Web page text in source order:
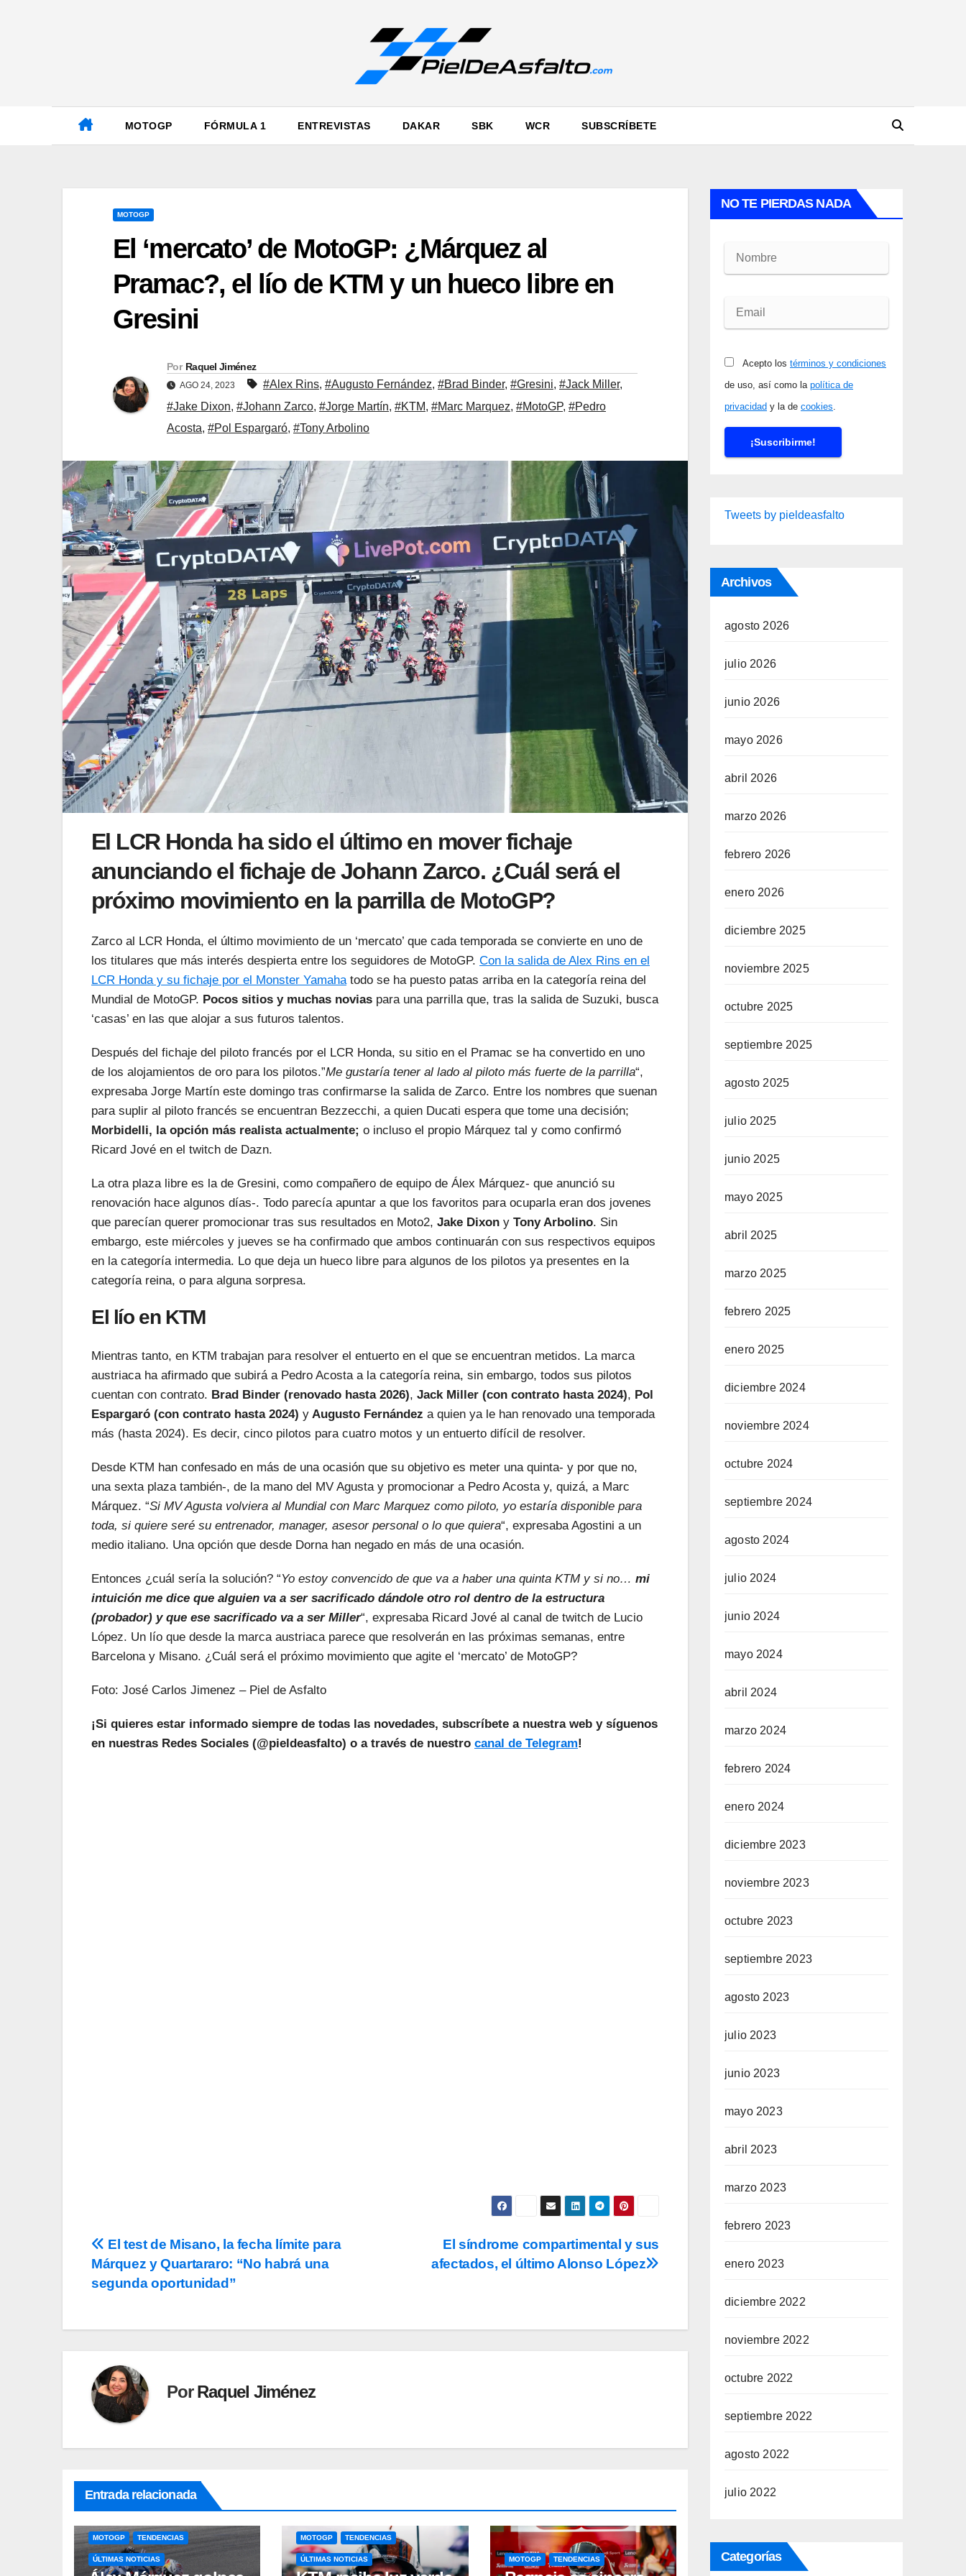
MOTOGP FÓRMULA 1 ENTREVISTAS DAKAR SBK WCR SUBSCRÍBETE
MOTOGP
El ‘mercato’ de MotoGP: ¿Márquez al
Pramac?, el lío de KTM y un hueco libre en
Gresini
Por Raquel Jiménez
AGO 24, 2023 #Alex Rins, #Augusto Fernández, #Brad Binder, #Gresini, #Jack Miller,
#Jake Dixon, #Johann Zarco, #Jorge Martín, #KTM, #Marc Marquez, #MotoGP, #Pedro
Acosta, #Pol Espargaró, #Tony Arbolino
El LCR Honda ha sido el último en mover fichaje
anunciando el fichaje de Johann Zarco. ¿Cuál será el
próximo movimiento en la parrilla de MotoGP?
Zarco al LCR Honda, el último movimiento de un ‘mercato’ que cada temporada se convierte en uno de
los titulares que más interés despierta entre los seguidores de MotoGP. Con la salida de Alex Rins en el
LCR Honda y su fichaje por el Monster Yamahatodo se ha puesto patas arriba en la categoría reina del
Mundial de MotoGP. Pocos sitios y muchas novias para una parrilla que, tras la salida de Suzuki, busca
‘casas’ en las que alojar a sus futuros talentos.
Después del fichaje del piloto francés por el LCR Honda, su sitio en el Pramac se ha convertido en uno
de los alojamientos de oro para los pilotos.”Me gustaría tener al lado al piloto más fuerte de la parrilla“,
expresaba Jorge Martín este domingo tras confirmarse la salida de Zarco. Entre los nombres que suenan
para suplir al piloto francés se encuentran Bezzecchi, a quien Ducati espera que tome una decisión;
Morbidelli, la opción más realista actualmente; o incluso el propio Márquez tal y como confirmó
Ricard Jové en el twitch de Dazn.
La otra plaza libre es la de Gresini, como compañero de equipo de Álex Márquez- que anunció su
renovación hace algunos días-. Todo parecía apuntar a que los favoritos para ocuparla eran dos jovenes
que parecían querer promocionar tras sus resultados en Moto2, Jake Dixon y Tony Arbolino. Sin
embargo, este miércoles y jueves se ha confirmado que ambos continuarán con sus respectivos equipos
en la categoría intermedia. Lo que deja un hueco libre para algunos de los pilotos ya presentes en la
categoría reina, o para alguna sorpresa.
El lío en KTM
Mientras tanto, en KTM trabajan para resolver el entuerto en el que se encuentran metidos. La marca
austriaca ha afirmado que subirá a Pedro Acosta a la categoría reina, sin embargo, todos sus pilotos
cuentan con contrato. Brad Binder (renovado hasta 2026), Jack Miller (con contrato hasta 2024), Pol
Espargaró (con contrato hasta 2024) y Augusto Fernández a quien ya le han renovado una temporada
más (hasta 2024). Es decir, cinco pilotos para cuatro motos y un entuerto difícil de resolver.
Desde KTM han confesado en más de una ocasión que su objetivo es meter una quinta- y por que no,
una sexta plaza también-, de la mano del MV Agusta y promocionar a Pedro Acosta y, quizá, a Marc
Márquez. “Si MV Agusta volviera al Mundial con Marc Marquez como piloto, yo estaría disponible para
toda, si quiere seré su entrenador, manager, asesor personal o lo que quiera“, expresaba Agostini a un
medio italiano. Una opción que desde Dorna han negado en más de una ocasión.
Entonces ¿cuál sería la solución? “Yo estoy convencido de que va a haber una quinta KTM y si no… mi
intuición me dice que alguien va a ser sacrificado dándole otro rol dentro de la estructura
(probador) y que ese sacrificado va a ser Miller“, expresaba Ricard Jové al canal de twitch de Lucio
López. Un lío que desde la marca austriaca parece que resolverán en las próximas semanas, entre
Barcelona y Misano. ¿Cuál será el próximo movimiento que agite el ‘mercato’ de MotoGP?
Foto: José Carlos Jimenez – Piel de Asfalto
¡Si quieres estar informado siempre de todas las novedades, subscríbete a nuestra web y síguenos
en nuestras Redes Sociales (@pieldeasfalto) o a través de nuestro canal de Telegram!
Navegación
de
El síndrome compartimental y sus
afectados, el último Alonso López
El test de Misano, la fecha límite para
Márquez y Quartararo: “No habrá una
segunda oportunidad”
PorRaquel Jiménez
Entrada relacionada
MOTOGP TENDENCIAS
ÚLTIMAS NOTICIAS
MOTOGP TENDENCIAS
ÚLTIMAS NOTICIAS MOTOGP TENDENCIAS
NO TE PIERDAS NADA
Acepto los términos y condiciones
de uso, así como la política de
privacidad y la de cookies
Tweets by pieldeasfalto
Archivos
agosto 2026
julio 2026
junio 2026
mayo 2026
abril 2026
marzo 2026
febrero 2026
enero 2026
diciembre 2025
noviembre 2025
octubre 2025
septiembre 2025
agosto 2025
julio 2025
junio 2025
mayo 2025
abril 2025
marzo 2025
febrero 2025
enero 2025
diciembre 2024
noviembre 2024
octubre 2024
septiembre 2024
agosto 2024
julio 2024
junio 2024
mayo 2024
abril 2024
marzo 2024
febrero 2024
enero 2024
diciembre 2023
noviembre 2023
octubre 2023
septiembre 2023
agosto 2023
julio 2023
junio 2023
mayo 2023
abril 2023
marzo 2023
febrero 2023
enero 2023
diciembre 2022
noviembre 2022
octubre 2022
septiembre 2022
agosto 2022
julio 2022
Categorías